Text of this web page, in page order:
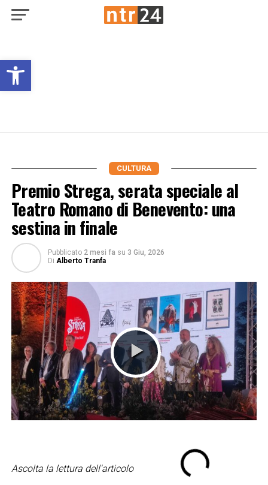
Open toolbar
CULTURA
Premio Strega, serata speciale al
Teatro Romano di Benevento: una
sestina in finale
Pubblicato 2 mesi fa su 3 Giu, 2026
Di Alberto Tranfa
Ascolta la lettura dell'articolo